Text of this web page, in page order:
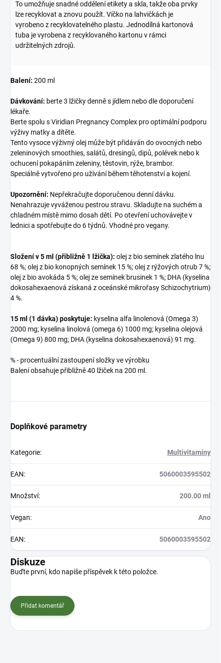
To umožňuje snadné oddělení etikety a skla, takže oba prvky
lze recyklovat a znovu použít. Víčko na lahvičkách je
vyrobeno z recyklovatelného plastu. Jednodílná kartonová
tuba je vyrobena z recyklovaného kartonu v rámci
udržitelných zdrojů.
Balení: 200 ml
Dávkování: berte 3 lžičky denně s jídlem nebo dle doporučení
lékaře.
Berte spolu s Viridian Pregnancy Complex pro optimální podporu
výživy matky a dítěte.
Tento vysoce výživný olej může být přidáván do ovocných nebo
zeleninových smoothies, salátů, dresingů, dipů, polévek nebo k
ochucení pokapáním zeleniny, těstovin, rýže, brambor.
Speciálně vytvořeno pro užívání během těhotenství a kojení.
Upozornění: Nepřekračujte doporučenou denní dávku.
Nenahrazuje vyváženou pestrou stravu. Skladujte na suchém a
chladném místě mimo dosah dětí. Po otevření uchovávejte v
lednici a spotřebujte do 6 týdnů. Vhodné pro vegany.
Složení v 5 ml (přibližně 1 lžička): olej z bio semínek zlatého lnu
68 %; olej z bio konopných semínek 15 %; olej z rýžových otrub 7 %;
olej z bio avokáda 5 %; olej ze semínek brusinek 1 %; DHA (kyselina
dokosahexaenová získaná z oceánské mikrořasy Schizochytrium)
4 %.
15 ml (1 dávka) poskytuje: kyselina alfa linolenová (Omega 3)
2000 mg; kyselina linolová (omega 6) 1000 mg; kyselina olejová
(Omega 9) 800 mg; DHA (kyselina dokosahexaenová) 91 mg.
% - procentuální zastoupení složky ve výrobku
Balení obsahuje přibližně 40 lžiček na 200 ml.
Doplňkové parametry
Kategorie: Multivitamíny
EAN: 5060003595502
Množství: 200.00 ml
Vegan: Ano
EAN: 5060003595502
Diskuze
Buďte první, kdo napíše příspěvek k této položce.
Přidat komentář